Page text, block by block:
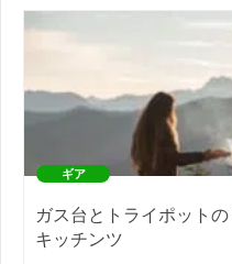
ギア
ガス台とトライポット
キッチンツ